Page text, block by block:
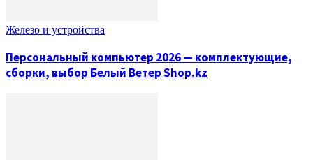
Железо и устройства
Персональный компьютер 2026 — комплектующие,
сборки, выбор Белый Ветер Shop.kz